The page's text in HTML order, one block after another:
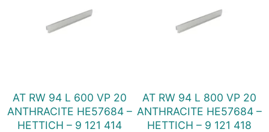
AT RW 94 L 600 VP 20
ANTHRACITE HE57684 –
HETTICH – 9 121 414
AT RW 94 L 800 VP 20
ANTHRACITE HE57684 –
HETTICH – 9 121 418